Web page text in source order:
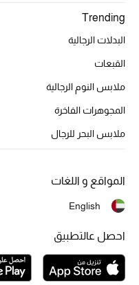
تشكيلة الأحذية
الأحذية الرجالية
أحذية للأطفال
أحذية مختارة
Trending
البدلات الرجالية
القبعات
ملابس النوم الرجالية
المجوهرات الفاخرة
ملابس البحر للرجال
المواقع و اللغات
English
احصل عالتطبيق